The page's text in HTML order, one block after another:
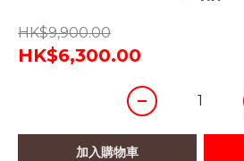
HK$9,900.00
HK$6,300.00
加入購物車